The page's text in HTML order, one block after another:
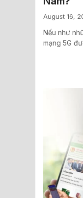
August 16,
Nếu như
mạng 5G